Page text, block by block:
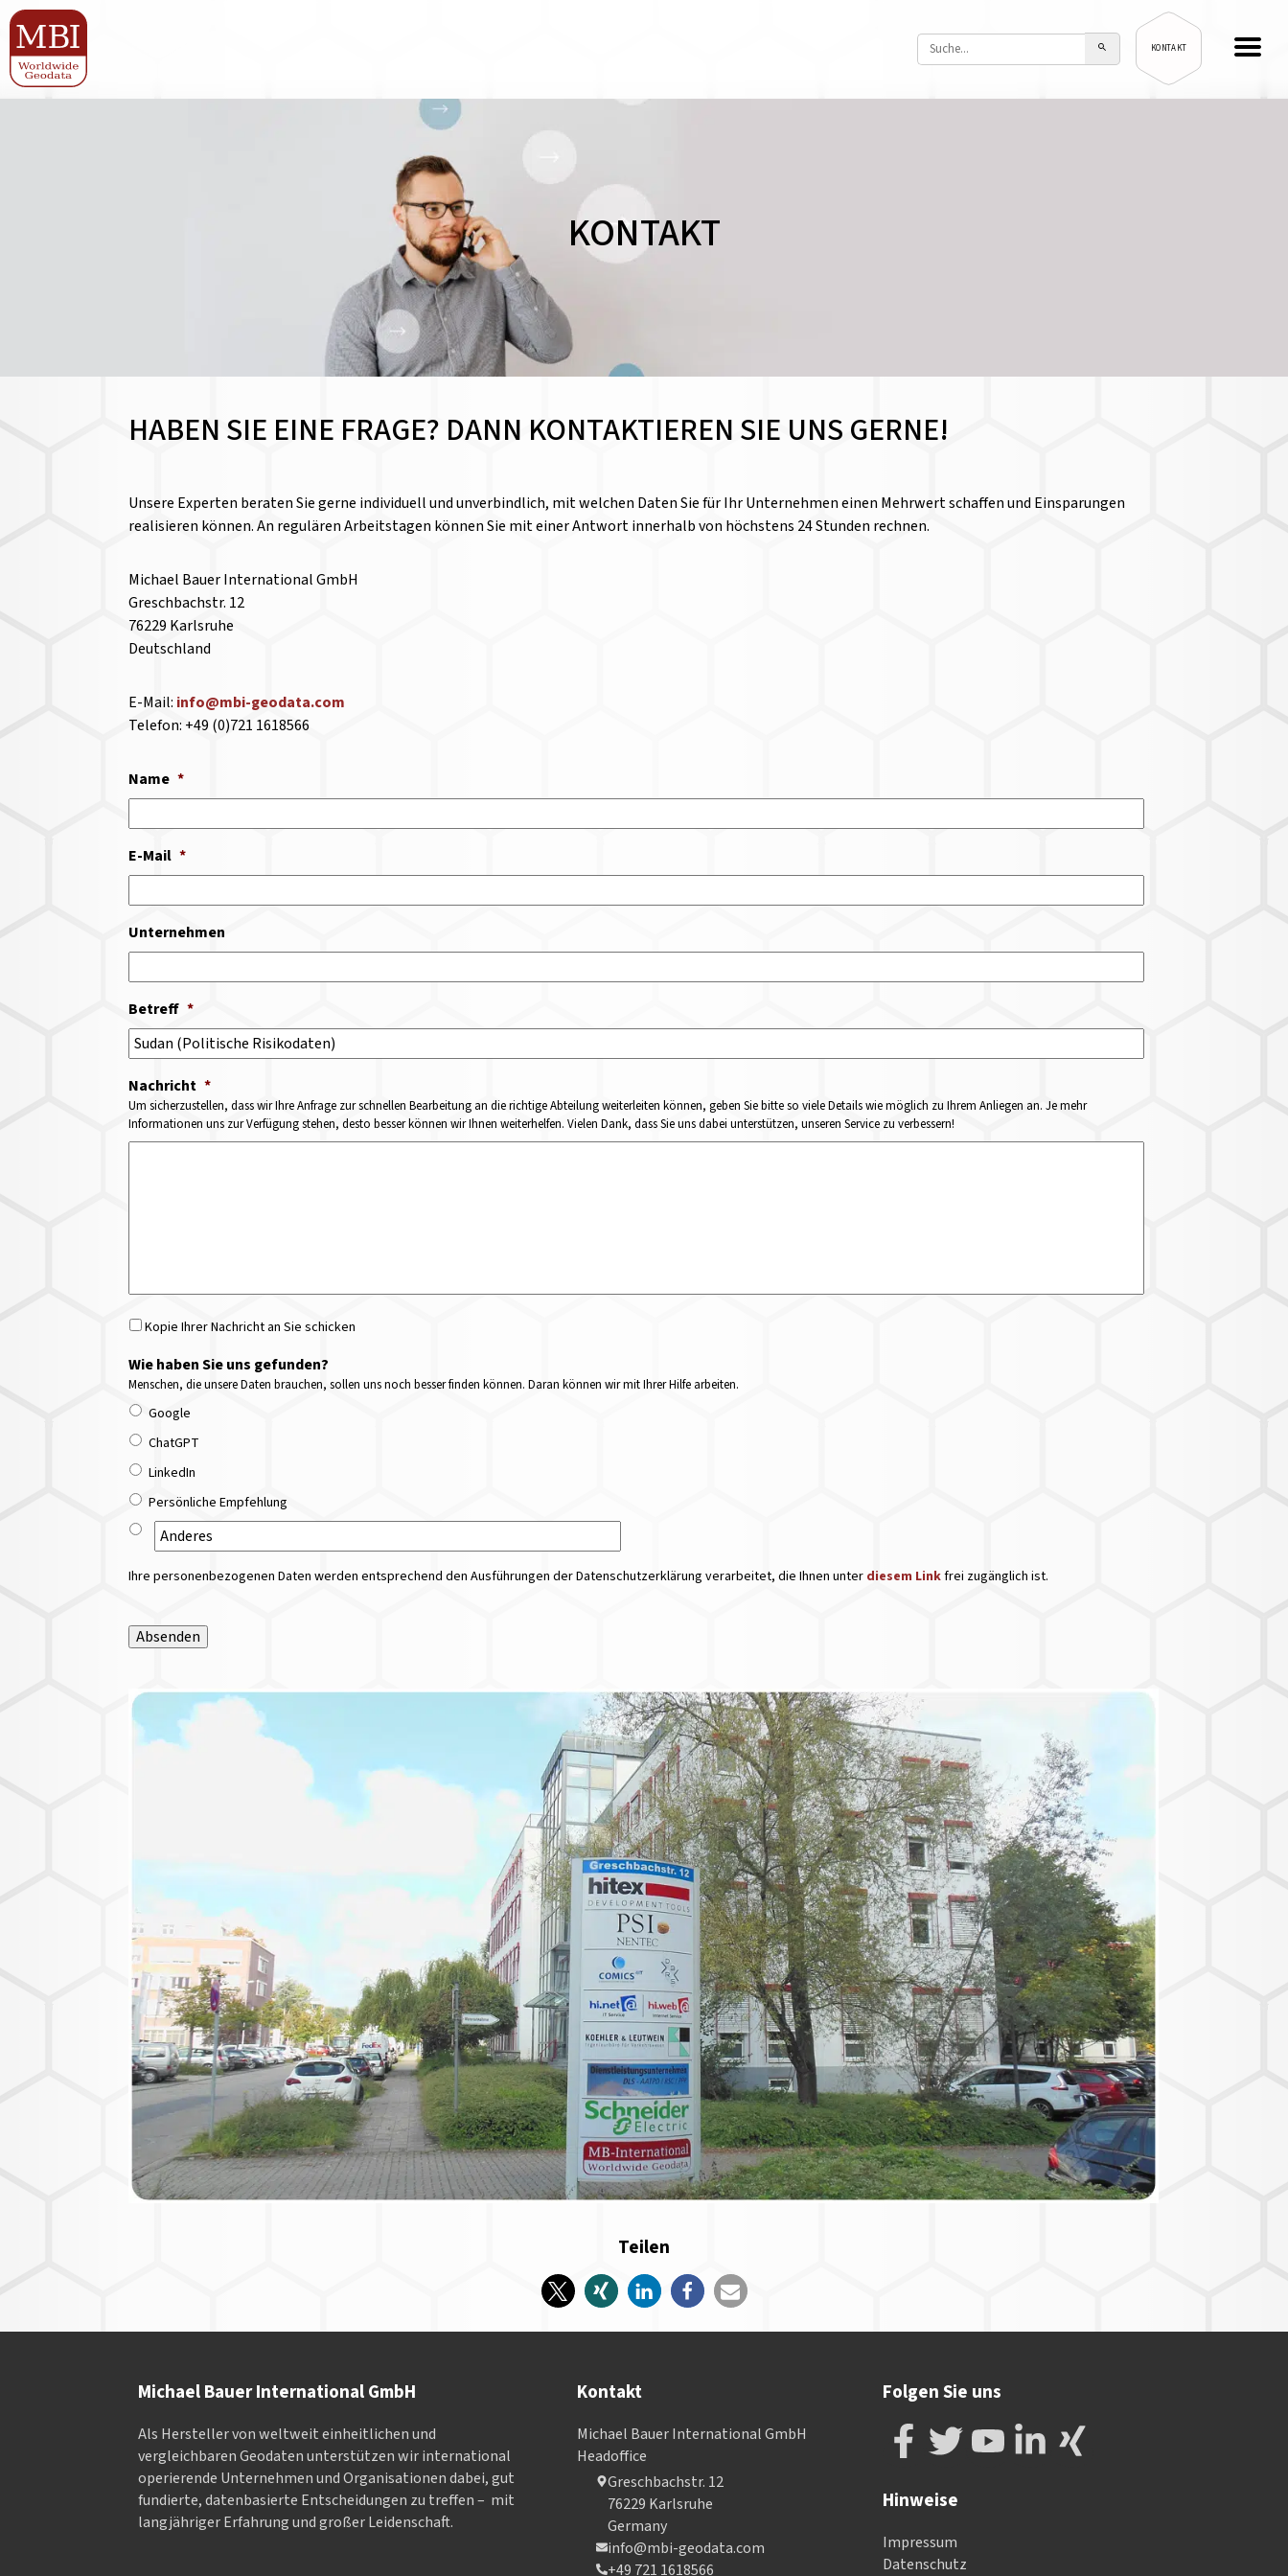
KONTAKT
KONTAKT
HABEN SIE EINE FRAGE? DANN KONTAKTIEREN SIE UNS GERNE!
Unsere Experten beraten Sie gerne individuell und unverbindlich, mit welchen Daten Sie für Ihr Unternehmen einen Mehrwert schaffen und Einsparungen
realisieren können. An regulären Arbeitstagen können Sie mit einer Antwort innerhalb von höchstens 24 Stunden rechnen.
Michael Bauer International GmbH
Greschbachstr. 12
76229 Karlsruhe
Deutschland
E-Mail: info@mbi-geodata.com
Telefon: +49 (0)721 1618566
Name *
E-Mail *
Unternehmen
Betreff *
Nachricht *
Um sicherzustellen, dass wir Ihre Anfrage zur schnellen Bearbeitung an die richtige Abteilung weiterleiten können, geben Sie bitte so viele Details wie möglich zu Ihrem Anliegen an. Je mehr
Informationen uns zur Verfügung stehen, desto besser können wir Ihnen weiterhelfen. Vielen Dank, dass Sie uns dabei unterstützen, unseren Service zu verbessern!
Kopie Ihrer Nachricht an Sie schicken
Wie haben Sie uns gefunden?
Menschen, die unsere Daten brauchen, sollen uns noch besser finden können. Daran können wir mit Ihrer Hilfe arbeiten.
Google
ChatGPT
LinkedIn
Persönliche Empfehlung
Ihre personenbezogenen Daten werden entsprechend den Ausführungen der Datenschutzerklärung verarbeitet, die Ihnen unter diesem Linkfrei zugänglich ist.
Absenden
Teilen
Michael Bauer International GmbH
Als Hersteller von weltweit einheitlichen und
vergleichbaren Geodaten un­ter­stüt­zen wir in­ter­na­tional
ope­rieren­de Un­ter­neh­men und Or­ga­nisa­tionen dabei, gut
fundierte, datenbasierte Entscheidungen zu treffen – mit
langjähriger Erfahrung und großer Leidenschaft.
Kontakt
Michael Bauer International GmbH
Headoffice
Greschbachstr. 12
76229 Karlsruhe
Germany
info@mbi-geodata.com
+49 721 1618566
Folgen Sie uns
Hinweise
Impressum
Datenschutz